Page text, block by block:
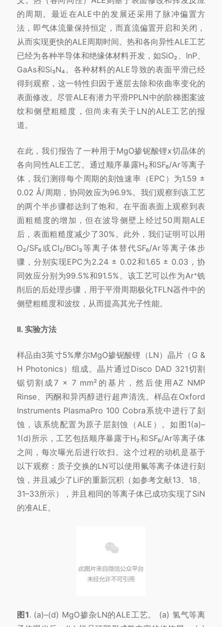
的周期。最近在ALE中的发展还采用了脉冲偏置方
法，即气体流量保持恒定，而直流偏置开启和关闭，
从而实现更快的ALE周期时间。热和各向异性ALE工艺
已经为各种半导体和绝缘体材料开发，如SiO₂、InP、
GaAs和Si₃N₄。各种材料的ALE导致的表面平滑已经
得到观察，这一特性归因于逐层去除和依曲率变化的
表面修改。尽管ALE有潜力平滑PPLN中的阶梯图案波
纹和侧壁粗糙度，但尚未有关于LN的ALE工艺的报
道。
在此，我们报告了一种用于MgO掺铌酸锂x切晶体的
各向同性ALE工艺。通过顺序暴露H₂和SF₆/Ar等离子
体，我们测得每个周期的刻蚀速率（EPC）为1.59 ±
0.02 Å/周期，协同效应为96.9%。我们观察到该工艺
的两个半步骤都达到了饱和。在平面表面上观察到表
面粗糙度的增加，但在波导侧壁上经过50周期ALE
后，表面粗糙度减少了30%。此外，我们证明可以用
O₂/SF₆或Cl₂/BCl₃等离子体替代SF₆/Ar等离子体步
骤，分别实现EPC为2.24 ± 0.02和1.65 ± 0.03，协
同效应分别为99.5%和91.5%。该工艺可以作为Ar⁺铣
削后的后处理步骤，用于平滑周期极化TFLN器件中的
侧壁粗糙度和波纹，从而提高其光子性能。
II. 实验方法
样品由3英寸5%摩尔MgO掺铌酸锂（LN）晶片（G &
H Photonics）组成。晶片通过Disco DAD 321切割
锯切割成7 × 7 mm²的基片，然后使用AZ NMP
Rinse、丙酮和异丙醇进行超声清洗。样品在Oxford
Instruments PlasmaPro 100 Cobra系统中进行了刻
蚀，该系统配置为原子层刻蚀（ALE）。如图1(a)–
1(d)所示，工艺包括顺序暴露于H₂和SF₆/Ar等离子体
之间，每次曝光后进行吹扫。这个过程的动机是基于
以下观察：质子交换的LN可以使用氟等离子体进行刻
蚀，并且减少了LiF的重新沉积（如参考文献13、18、
31–33所示），并且相同的等离子体已成功实现了SiN
的准ALE。
图1. (a)–(d) MgO掺杂LN的ALE工艺。 (a) 氢气等离